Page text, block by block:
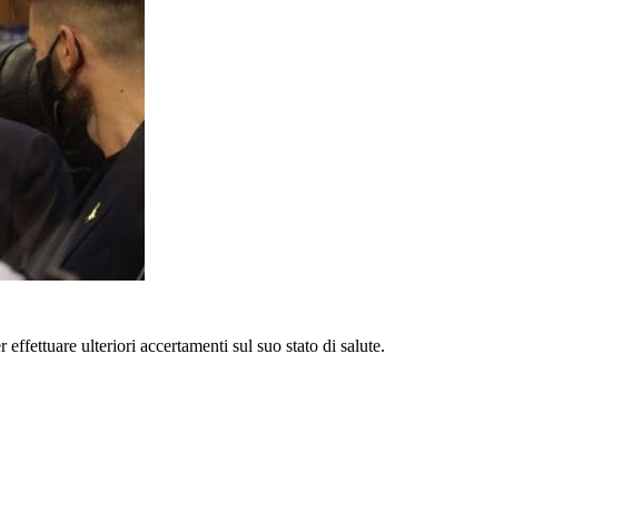
ulteriori accertamenti sul suo stato di salute.